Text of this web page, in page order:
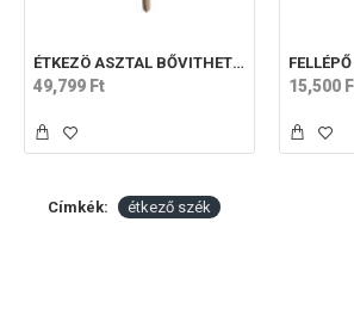
ÉTKEZÖ ASZTAL BŐVITHETŐ ASZTALLAPPAL
49,799 Ft 15,500
Címkék: étkező szék